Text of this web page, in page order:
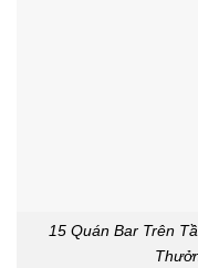
15 Quán Bar Trên